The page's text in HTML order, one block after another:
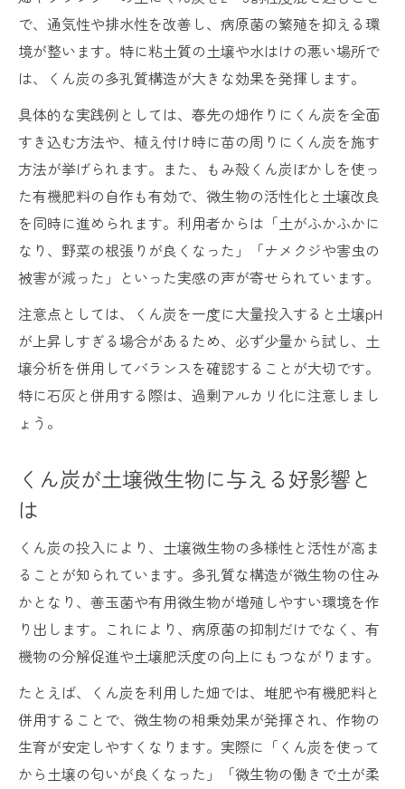
作物の健康を守るくん炭の活用事例
くん炭の微生物バランス調整効果とは
で、通気性や排水性を改善し、病原菌の繁殖を抑える環
境が整います。特に粘土質の土壌や水はけの悪い場所で
は、くん炭の多孔質構造が大きな効果を発揮します。
具体的な実践例としては、春先の畑作りにくん炭を全面
すき込む方法や、植え付け時に苗の周りにくん炭を施す
方法が挙げられます。また、もみ殻くん炭ぼかしを使っ
た有機肥料の自作も有効で、微生物の活性化と土壌改良
を同時に進められます。利用者からは「土がふかふかに
なり、野菜の根張りが良くなった」「ナメクジや害虫の
被害が減った」といった実感の声が寄せられています。
注意点としては、くん炭を一度に大量投入すると土壌pH
が上昇しすぎる場合があるため、必ず少量から試し、土
壌分析を併用してバランスを確認することが大切です。
特に石灰と併用する際は、過剰アルカリ化に注意しまし
ょう。
くん炭が土壌微生物に与える好影響と
は
くん炭の投入により、土壌微生物の多様性と活性が高ま
ることが知られています。多孔質な構造が微生物の住み
かとなり、善玉菌や有用微生物が増殖しやすい環境を作
り出します。これにより、病原菌の抑制だけでなく、有
機物の分解促進や土壌肥沃度の向上にもつながります。
たとえば、くん炭を利用した畑では、堆肥や有機肥料と
併用することで、微生物の相乗効果が発揮され、作物の
生育が安定しやすくなります。実際に「くん炭を使って
から土壌の匂いが良くなった」「微生物の働きで土が柔